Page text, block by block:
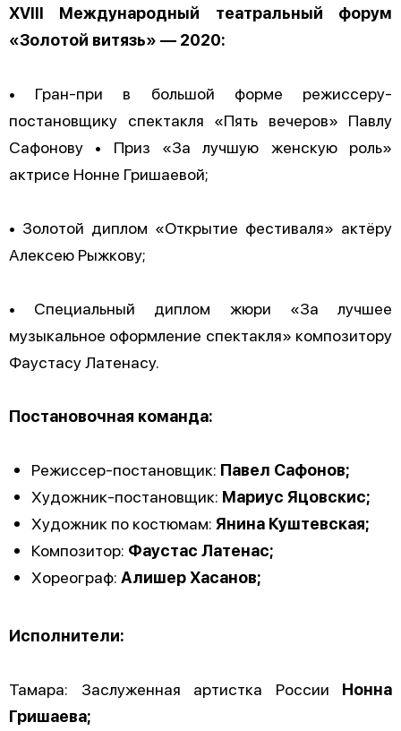
XVIII Международный театральный форум
«Золотой витязь» — 2020:
• Гран-при в большой форме режиссеру-
постановщику спектакля «Пять вечеров» Павлу
Сафонову • Приз «За лучшую женскую роль»
актрисе Нонне Гришаевой;
• Золотой диплом «Открытие фестиваля» актёру
Алексею Рыжкову;
• Специальный диплом жюри «За лучшее
музыкальное оформление спектакля» композитору
Фаустасу Латенасу.
Постановочная команда:
Режиссер-постановщик: Павел Сафонов;
Художник-постановщик: Мариус Яцовскис;
Художник по костюмам: Янина Куштевская;
Композитор: Фаустас Латенас;
Хореограф: Алишер Хасанов;
Исполнители:
Тамара: Заслуженная артистка России Нонна
Гришаева;